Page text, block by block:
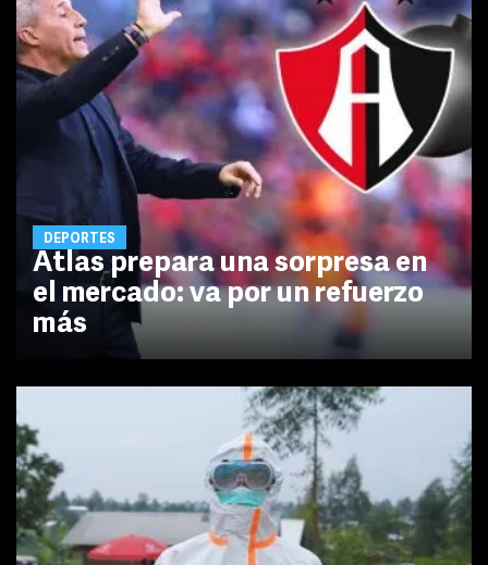
DEPORTES
Atlas prepara una sorpresa en
el mercado: va por un refuerzo
más